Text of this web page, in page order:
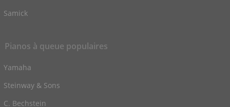
Samick
Pianos à queue populaires
Yamaha
Steinway & Sons
C. Bechstein